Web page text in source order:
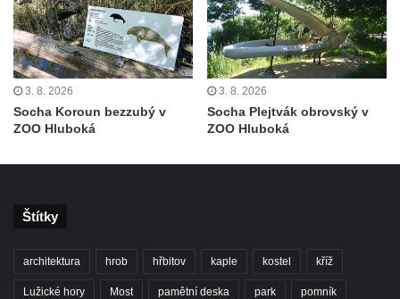
Busta Karla Maxe Schneidera v ZOO
Leipzig
Socha Iásón v ZOO Leipzig
Socha Mladý slon v ZOO Leipzig
Socha Býk v ZOO Dresden
v ZOO Dresden
3. 8. 2026
Socha Koroun bezzubý v
ZOO Hluboká
3. 8. 2026
Socha Plejtvák obrovský v
ZOO Hluboká
Štítky
architektura hrob hřbitov kaple kostel kříž
Lužické hory Most pamětní deska park pomník